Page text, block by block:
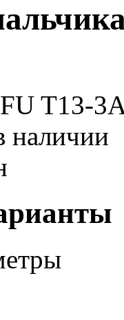
T13-
наличии